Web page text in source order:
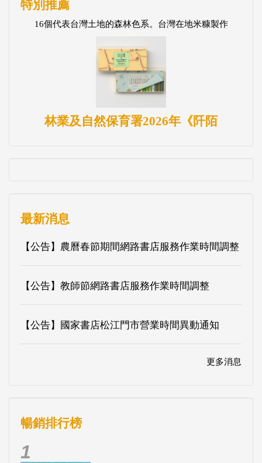
特別推薦
16個代表台灣土地的森林色系。台灣在地米糠製作
林業及自然保育署2026年《阡陌
最新消息
【公告】農曆春節期間網路書店服務作業時間調整
【公告】教師節網路書店服務作業時間調整
【公告】國家書店松江門市營業時間異動通知
更多消息
暢銷排行榜
1